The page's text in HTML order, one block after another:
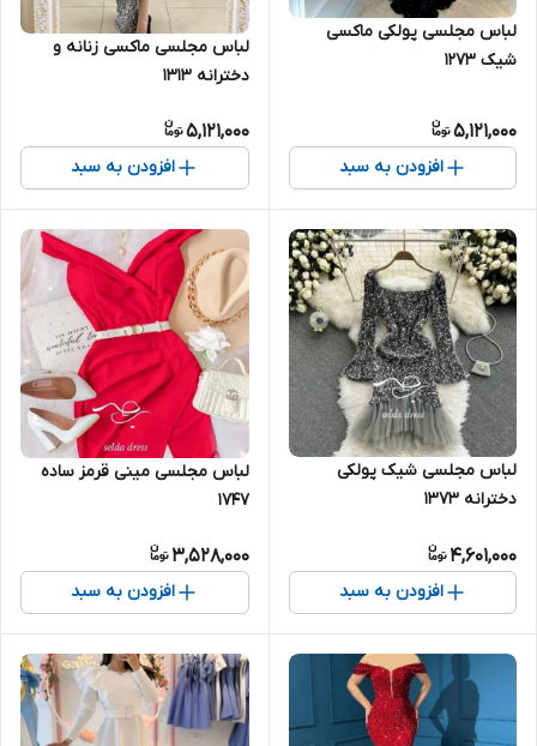
لباس مجلسی پولکی ماکسی
شیک ۱۲۷۳
5,121,000
افزودن به سبد
لباس مجلسی ماکسی زنانه و
دخترانه ۱۳۱۳
5,121,000
افزودن به سبد
لباس مجلسی شیک پولکی
دخترانه ۱۳۷۳
4,601,000
افزودن به سبد
لباس مجلسی مینی قرمز ساده
۱۷۴۷
3,528,000
افزودن به سبد